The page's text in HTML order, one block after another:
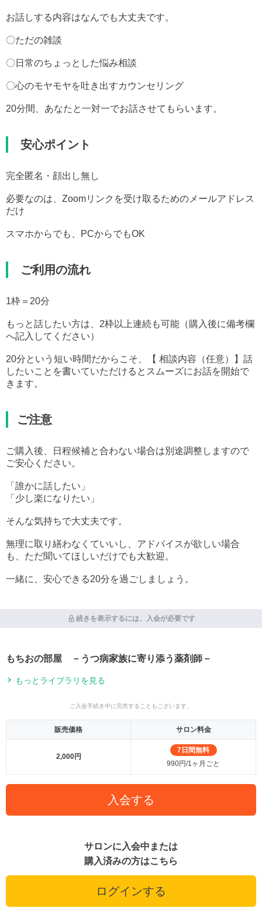
お話しする内容はなんでも大丈夫です。
〇ただの雑談
〇日常のちょっとした悩み相談
〇心のモヤモヤを吐き出すカウンセリング
20分間、あなたと一対一でお話させてもらいます。
安心ポイント
完全匿名・顔出し無し
必要なのは、Zoomリンクを受け取るためのメールアドレス
だけ
スマホからでも、PCからでもOK
ご利用の流れ
1枠＝20分
もっと話したい方は、2枠以上連続も可能（購入後に備考欄
へ記入してください）
20分という短い時間だからこそ、【 相談内容（任意）】話
したいことを書いていただけるとスムーズにお話を開始で
きます。
ご注意
ご購入後、日程候補と合わない場合は別途調整しますので
ご安心ください。
「誰かに話したい」
「少し楽になりたい」
そんな気持ちで大丈夫です。
無理に取り繕わなくていいし、アドバイスが欲しい場合
も、ただ聞いてほしいだけでも大歓迎。
一緒に、安心できる20分を過ごしましょう。
続きを表示するには、入会が必要です
もちおの部屋 －うつ病家族に寄り添う薬剤師－
もっとライブラリを見る
ご入会手続き中に完売することもございます。
販売価格 サロン料金
2,000円
7日間無料
990円/1ヶ月ごと
入会する
サロンに入会中または
購入済みの方はこちら
ログインする